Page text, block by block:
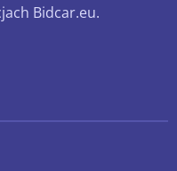
Bidcar.eu.